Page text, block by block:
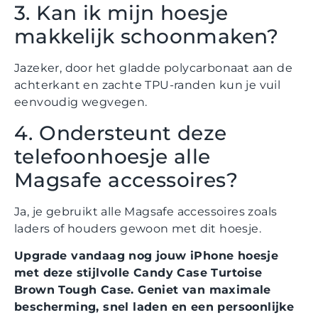
3. Kan ik mijn hoesje
makkelijk schoonmaken?
Jazeker, door het gladde polycarbonaat aan de
achterkant en zachte TPU-randen kun je vuil
eenvoudig wegvegen.
4. Ondersteunt deze
telefoonhoesje alle
Magsafe accessoires?
Ja, je gebruikt alle Magsafe accessoires zoals
laders of houders gewoon met dit hoesje.
Upgrade vandaag nog jouw iPhone hoesje
met deze stijlvolle Candy Case Turtoise
Brown Tough Case. Geniet van maximale
bescherming, snel laden en een persoonlijke